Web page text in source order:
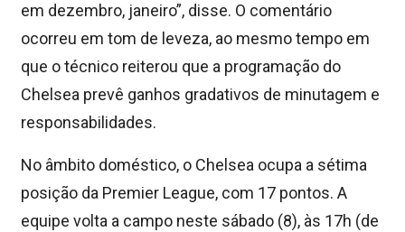
em dezembro, janeiro”, disse. O comentário
ocorreu em tom de leveza, ao mesmo tempo em
que o técnico reiterou que a programação do
Chelsea prevê ganhos gradativos de minutagem e
responsabilidades.
No âmbito doméstico, o Chelsea ocupa a sétima
posição da Premier League, com 17 pontos. A
equipe volta a campo neste sábado (8), às 17h (de